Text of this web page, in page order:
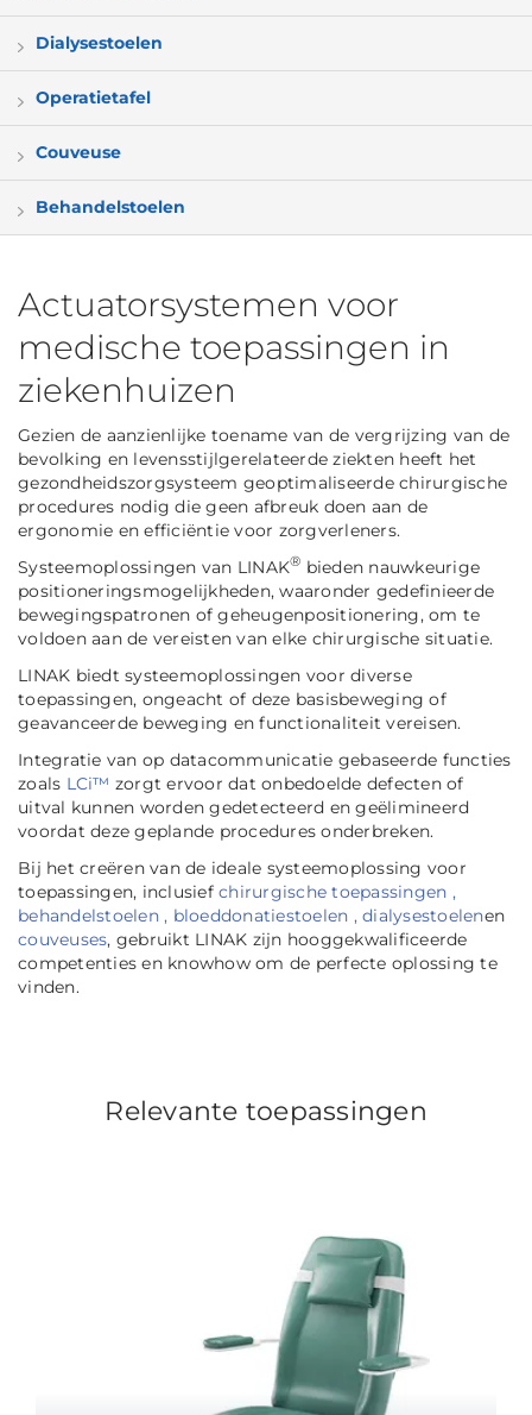
Dialysestoelen
Operatietafel
Couveuse
Behandelstoelen
Actuatorsystemen voor
medische toepassingen in
ziekenhuizen
Gezien de aanzienlijke toename van de vergrijzing van de
bevolking en levensstijlgerelateerde ziekten heeft het
gezondheidszorgsysteem geoptimaliseerde chirurgische
procedures nodig die geen afbreuk doen aan de
ergonomie en efficiëntie voor zorgverleners.
Systeemoplossingen van LINAK® bieden nauwkeurige
positioneringsmogelijkheden, waaronder gedefinieerde
bewegingspatronen of geheugenpositionering, om te
voldoen aan de vereisten van elke chirurgische situatie.
LINAK biedt systeemoplossingen voor diverse
toepassingen, ongeacht of deze basisbeweging of
geavanceerde beweging en functionaliteit vereisen.
Integratie van op datacommunicatie gebaseerde functies
zoals LCi™ zorgt ervoor dat onbedoelde defecten of
uitval kunnen worden gedetecteerd en geëlimineerd
voordat deze geplande procedures onderbreken.
Bij het creëren van de ideale systeemoplossing voor
toepassingen, inclusief chirurgische toepassingen ,
behandelstoelen , bloeddonatiestoelen , dialysestoelenen
couveuses, gebruikt LINAK zijn hooggekwalificeerde
competenties en knowhow om de perfecte oplossing te
vinden.
Relevante toepassingen